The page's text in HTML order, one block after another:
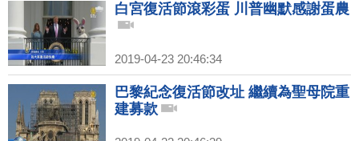
白宮復活節滾彩蛋 川普幽默感謝蛋農
2019-04-23 20:46:34
巴黎紀念復活節改址 繼續為聖母院重
建募款